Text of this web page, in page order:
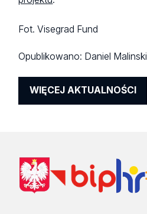
Fot. Visegrad Fund
Opublikowano: Daniel Malinski
WIĘCEJ AKTUALNOŚCI